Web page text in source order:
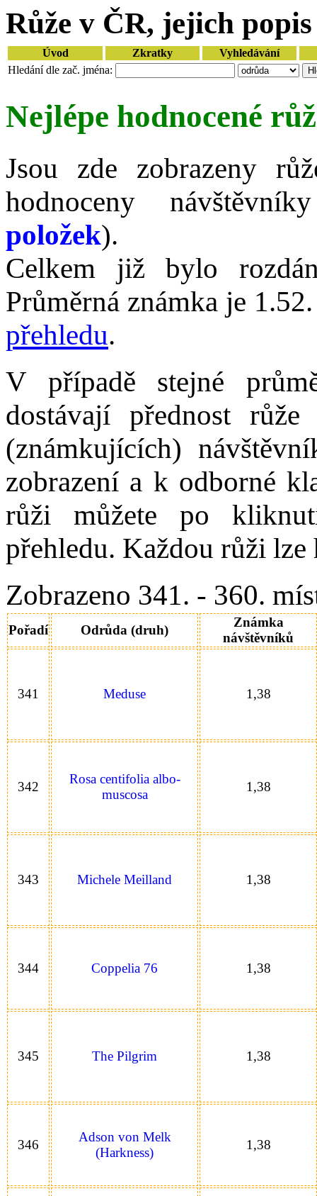
Růže v ČR, jejich
Úvod Zkratky
Vyhledávání
Hledání dle zač. jména:
Nejlépe hodnocené
Jsou zde zobrazeny
hodnoceny
položek).
Celkem již bylo
Průměrná známka je
přehledu.
V případě stejné
dostávají přednost
(známkujících)
zobrazení a k odborné
růži můžete po
přehledu. Každou růži
Zobrazeno 341. - 360.
Pořadí Odrůda (druh)
Známka
návštěvníků
341 Meduse 1,38
342
Rosa centifolia albo-
muscosa
1,38
343 Michele Meilland 1,38
344 Coppelia 76 1,38
345 The Pilgrim 1,38
346
Adson von Melk
(Harkness)
1,38